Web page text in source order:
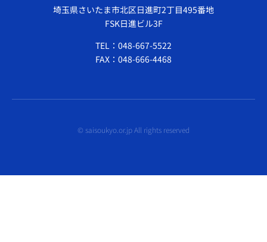
埼玉県さいたま市北区日進町2丁目495番地
FSK日進ビル3F
TEL：048-667-5522
FAX：048-666-4468
© saisoukyo.or.jp All rights reserved